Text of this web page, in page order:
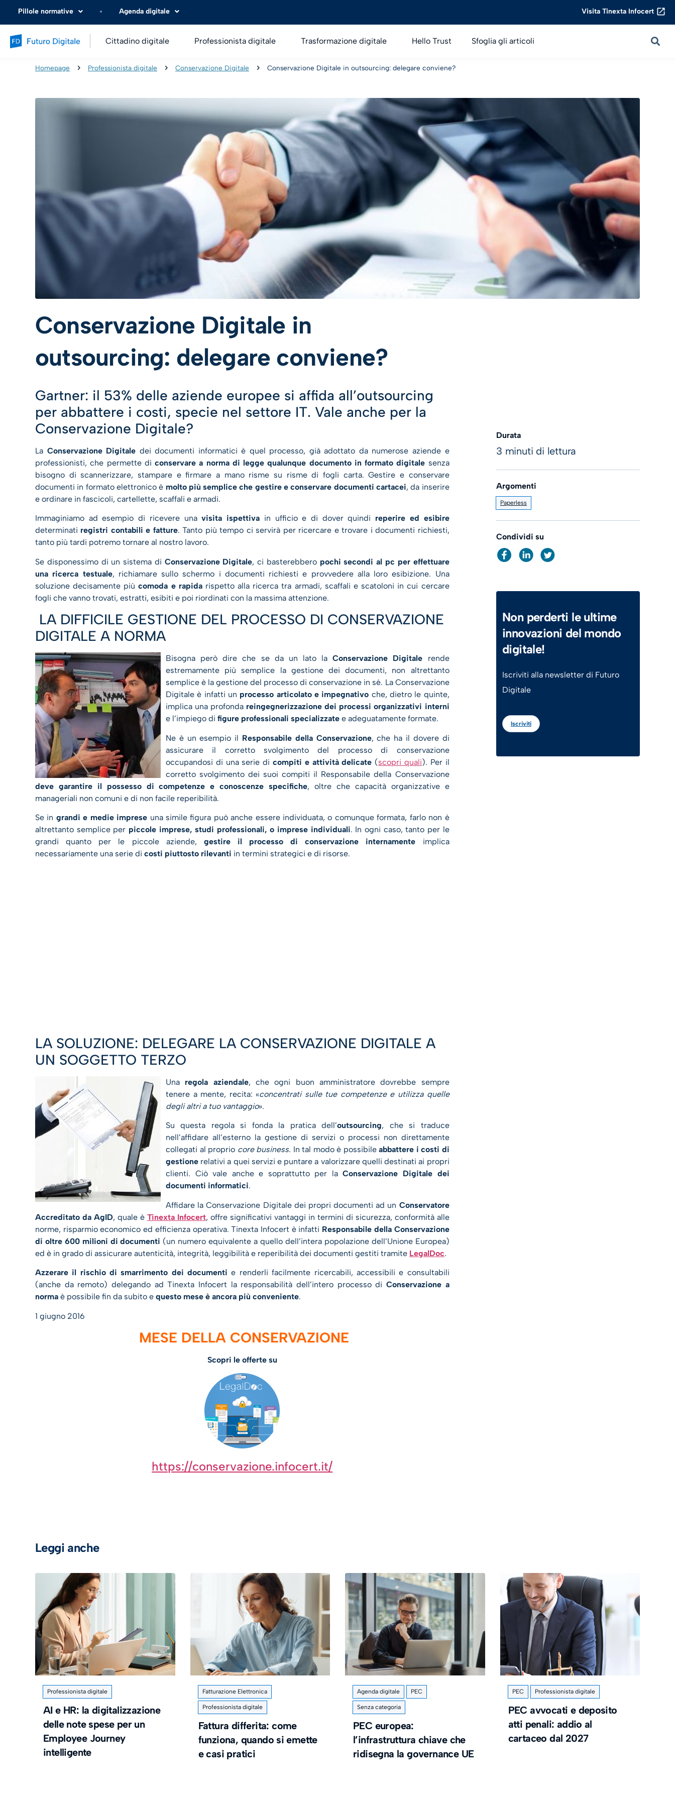
Pillole normative Agenda digitale Visita Tinexta Infocert
Cittadino digitale Professionista digitale Trasformazione digitale Hello Trust Sfoglia gli articoli
Homepage Professionista digitale Conservazione Digitale Conservazione Digitale in outsourcing: delegare conviene?
Conservazione Digitale in
outsourcing: delegare conviene?
Gartner: il 53% delle aziende europee si affida all’outsourcing
per abbattere i costi, specie nel settore IT. Vale anche per la
Conservazione Digitale?
La Conservazione Digitale dei documenti informatici è quel processo, già adottato da numerose aziende e
professionisti, che permette diconservare a norma di legge qualunque documento in formato digitale senza
bisogno di scannerizzare, stampare e firmare a mano risme su risme di fogli carta. Gestire e conservare
documenti in formato elettronico è molto più semplice che gestire e conservare documenti cartacei, da inserire
e ordinare in fascicoli, cartellette, scaffali e armadi.
Immaginiamo ad esempio di ricevere unavisita ispettiva in ufficio e di dover quindi reperire ed esibire
determinati registri contabili e fatture. Tanto più tempo ci servirà per ricercare e trovare i documenti richiesti,
tanto più tardi potremo tornare al nostro lavoro.
Se disponessimo di un sistema di Conservazione Digitale, ci basterebbero pochi secondi al pc per effettuare
una ricerca testuale, richiamare sullo schermo i documenti richiesti e provvedere alla loro esibizione. Una
soluzione decisamente piùcomoda e rapidarispetto alla ricerca tra armadi, scaffali e scatoloni in cui cercare
fogli che vanno trovati, estratti, esibiti e poi riordinati con la massima attenzione.
LA DIFFICILE GESTIONE DEL PROCESSO DI CONSERVAZIONE
DIGITALE A NORMA
Bisogna però dire che se da un lato laConservazione Digitale rende
estremamente più semplice la gestione dei documenti, non altrettanto
semplice è la gestione del processo di conservazione in sé. La Conservazione
Digitale è infatti un processo articolato e impegnativo che, dietro le quinte,
implica una profonda reingegnerizzazione dei processi organizzativi interni
e l’impiego di figure professionali specializzate e adeguatamente formate.
Ne è un esempio il Responsabile della Conservazione, che ha il dovere di
assicurare il corretto svolgimento del processo di conservazione
occupandosi di una serie di compiti e attività delicate (scopri quali). Per il
corretto svolgimento dei suoi compiti il Responsabile della Conservazione
deve garantire il possesso di competenze e conoscenze specifiche, oltre che capacità organizzative e
manageriali non comuni e di non facile reperibilità.
Se in grandi e medie imprese una simile figura può anche essere individuata, o comunque formata, farlo non è
altrettanto semplice per piccole imprese, studi professionali, o imprese individuali. In ogni caso, tanto per le
grandi quanto per le piccole aziende, gestire il processo di conservazione internamente implica
necessariamente una serie di costi piuttosto rilevanti in termini strategici e di risorse.
LA SOLUZIONE: DELEGARE LA CONSERVAZIONE DIGITALE A
UN SOGGETTO TERZO
Una regola aziendale, che ogni buon amministratore dovrebbe sempre
tenere a mente, recita: «concentrati sulle tue competenze e utilizza quelle
degli altri a tuo vantaggio».
Su questa regola si fonda la pratica dell’outsourcing, che si traduce
nell’affidare all’esterno la gestione di servizi o processi non direttamente
collegati al proprio core business. In tal modo è possibileabbattere i costi di
gestione relativi a quei servizi e puntare a valorizzare quelli destinati ai propri
clienti. Ciò vale anche e soprattutto per laConservazione Digitale dei
documenti informatici.
Affidare la Conservazione Digitale dei propri documenti ad un Conservatore
Accreditato da AgID, quale è Tinexta Infocert, offre significativi vantaggi in termini di sicurezza, conformità alle
norme, risparmio economico ed efficienza operativa. Tinexta Infocert è infatti Responsabile della Conservazione
di oltre 600 milioni di documenti (un numero equivalente a quello dell’intera popolazione dell’Unione Europea)
ed è in grado di assicurare autenticità, integrità, leggibilità e reperibilità dei documenti gestiti tramite LegalDoc.
Azzerare il rischio di smarrimento dei documenti e renderli facilmente ricercabili, accessibili e consultabili
(anche da remoto) delegando ad Tinexta Infocert la responsabilità dell’intero processo di Conservazione a
norma è possibile fin da subito e questo mese è ancora più conveniente.
1 giugno 2016
MESE DELLA CONSERVAZIONE
Scopri le offerte su
https://conservazione.infocert.it/
Durata
3 minuti di lettura
Argomenti
Paperless
Condividi su
Non perderti le ultime
innovazioni del mondo
digitale!
Iscriviti alla newsletter di Futuro
Digitale
Iscriviti
Leggi anche
Professionista digitale
AI e HR: la digitalizzazione
delle note spese per un
Employee Journey
intelligente
Fatturazione Elettronica
Professionista digitale
Fattura differita: come
funziona, quando si emette
e casi pratici
Agenda digitale PEC
Senza categoria
PEC europea:
l’infrastruttura chiave che
ridisegna la governance UE
PEC Professionista digitale
PEC avvocati e deposito
atti penali: addio al
cartaceo dal 2027